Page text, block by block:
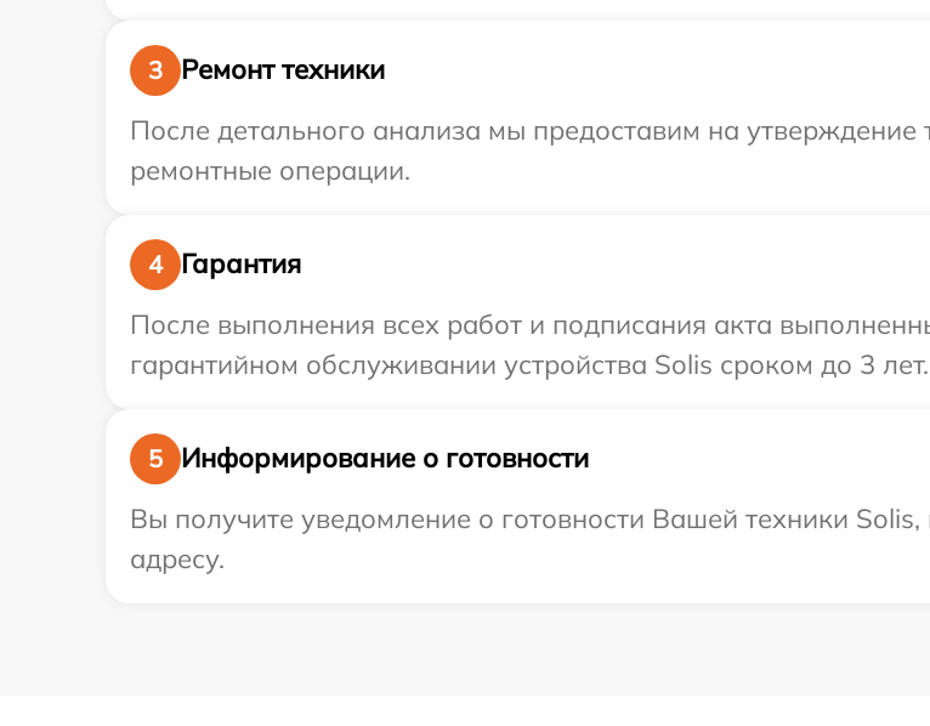
3
Ремонт техники
После детального анализа мы предоставим на
ремонтные операции.
4
Гарантия
После выполнения всех работ и подписания акта
гарантийном обслуживании устройства Solis сроком до 3 лет.
5
Информирование о готовности
Вы получите уведомление о готовности Вашей техники
адресу.